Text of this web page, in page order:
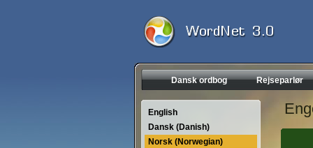
Dansk ordbog Rejseparlør
English
Dansk (Danish)
Norsk (Norwegian)